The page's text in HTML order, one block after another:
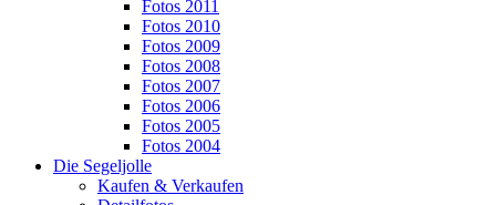
Fotos 2011
Fotos 2010
Fotos 2009
Fotos 2008
Fotos 2007
Fotos 2006
Fotos 2005
Fotos 2004
Die Segeljolle
Kaufen & Verkaufen